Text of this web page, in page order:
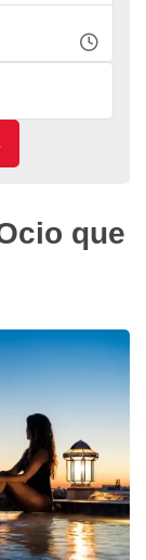
que